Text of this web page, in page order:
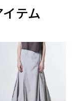
テム